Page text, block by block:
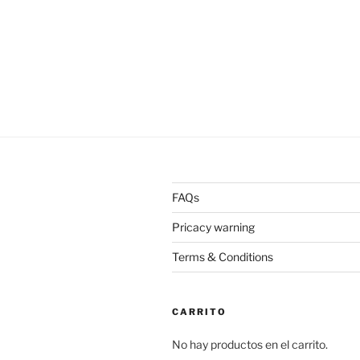
FAQs
Pricacy warning
Terms & Conditions
CARRITO
No hay productos en el carrito.